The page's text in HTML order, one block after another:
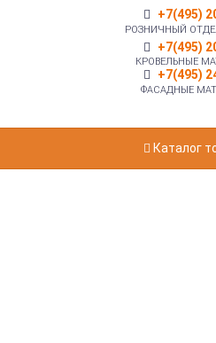
+7(495)
РОЗНИЧНЫЙ
+7(495)
КРОВЕЛЬНЫЕ
+7(495)
ФАСАДНЫЕ
Каталог